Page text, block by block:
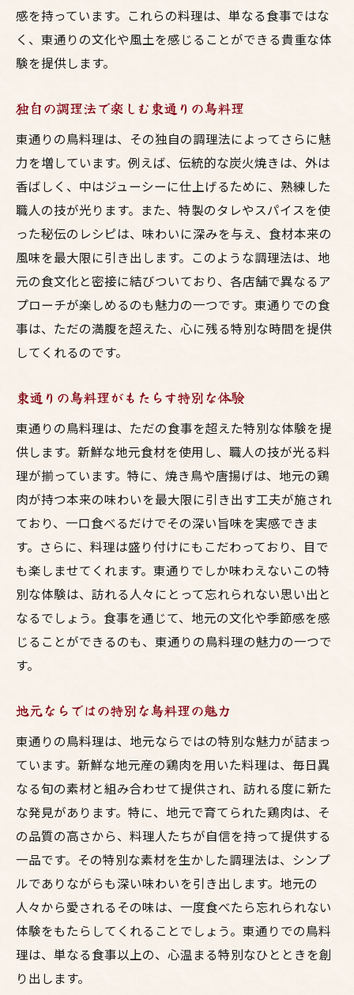
感を持っています。これらの料理は、単なる食事ではな
く、東通りの文化や風土を感じることができる貴重な体
験を提供します。
独自の調理法で楽しむ東通りの鳥料理
東通りの鳥料理は、その独自の調理法によってさらに魅
力を増しています。例えば、伝統的な炭火焼きは、外は
香ばしく、中はジューシーに仕上げるために、熟練した
職人の技が光ります。また、特製のタレやスパイスを使
った秘伝のレシピは、味わいに深みを与え、食材本来の
風味を最大限に引き出します。このような調理法は、地
元の食文化と密接に結びついており、各店舗で異なるア
プローチが楽しめるのも魅力の一つです。東通りでの食
事は、ただの満腹を超えた、心に残る特別な時間を提供
してくれるのです。
東通りの鳥料理がもたらす特別な体験
東通りの鳥料理は、ただの食事を超えた特別な体験を提
供します。新鮮な地元食材を使用し、職人の技が光る料
理が揃っています。特に、焼き鳥や唐揚げは、地元の鶏
肉が持つ本来の味わいを最大限に引き出す工夫が施され
ており、一口食べるだけでその深い旨味を実感できま
す。さらに、料理は盛り付けにもこだわっており、目で
も楽しませてくれます。東通りでしか味わえないこの特
別な体験は、訪れる人々にとって忘れられない思い出と
なるでしょう。食事を通じて、地元の文化や季節感を感
じることができるのも、東通りの鳥料理の魅力の一つで
す。
地元ならではの特別な鳥料理の魅力
東通りの鳥料理は、地元ならではの特別な魅力が詰まっ
ています。新鮮な地元産の鶏肉を用いた料理は、毎日異
なる旬の素材と組み合わせて提供され、訪れる度に新た
な発見があります。特に、地元で育てられた鶏肉は、そ
の品質の高さから、料理人たちが自信を持って提供する
一品です。その特別な素材を生かした調理法は、シンプ
ルでありながらも深い味わいを引き出します。地元の
人々から愛されるその味は、一度食べたら忘れられない
体験をもたらしてくれることでしょう。東通りでの鳥料
理は、単なる食事以上の、心温まる特別なひとときを創
り出します。